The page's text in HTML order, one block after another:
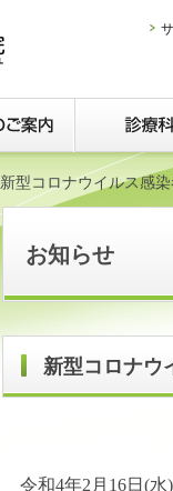
新型コロナウイルス感
お知らせ
新型コロナウ
令和4年2月16日(水